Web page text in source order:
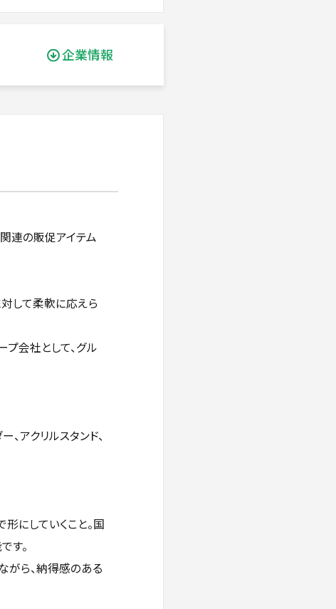
企業情報
関連の販促アイテム
して柔軟に応えら
プ会社として、グル
アクリルスタンド、
にしていくこと。国
す。
がら、納得感のある